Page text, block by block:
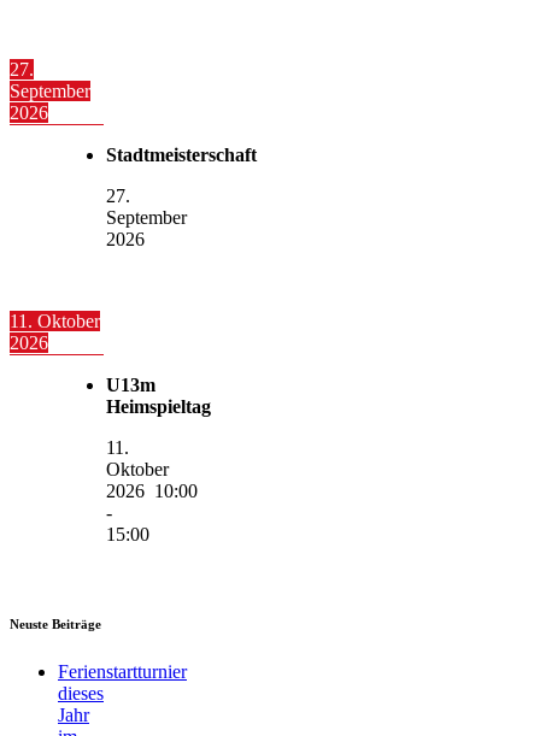
27.
September
2026
Stadtmeisterschaft
27.
September
2026
11. Oktober
2026
U13m
Heimspieltag
11.
Oktober
2026 10:00
-
15:00
Neuste Beiträge
Ferienstartturnier
dieses
Jahr